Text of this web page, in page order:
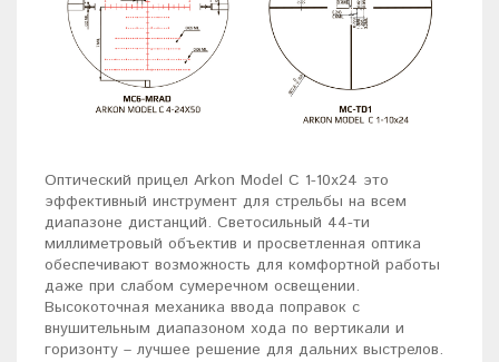
Оптический прицел Arkon Model C 1-10x24 это
эффективный инструмент для стрельбы на всем
диапазоне дистанций. Светосильный 44-ти
миллиметровый объектив и просветленная оптика
обеспечивают возможность для комфортной работы
даже при слабом сумеречном освещении.
Высокоточная механика ввода поправок с
внушительным диапазоном хода по вертикали и
горизонту – лучшее решение для дальних выстрелов.